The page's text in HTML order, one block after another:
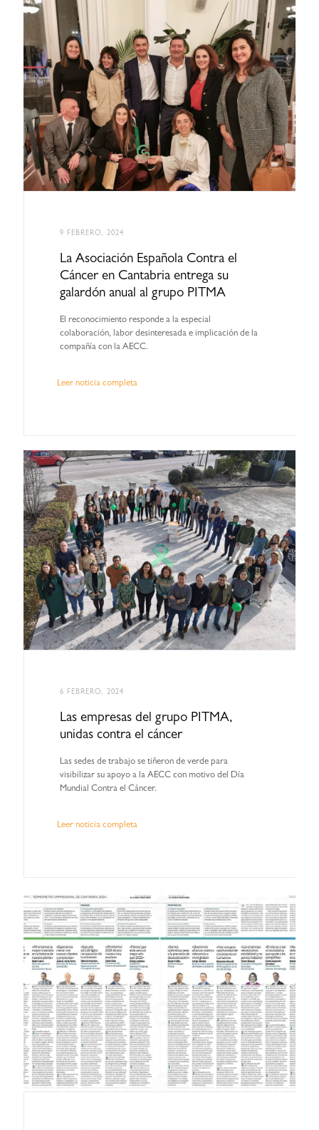
9 FEBRERO, 2024
La Asociación Española Contra el
Cáncer en Cantabria entrega su
galardón anual al grupo PITMA
El reconocimiento responde a la especial
colaboración, labor desinteresada e implicación de la
compañía con la AECC.
Leer noticia completa
6 FEBRERO, 2024
Las empresas del grupo PITMA,
unidas contra el cáncer
Las sedes de trabajo se tiñeron de verde para
visibilizar su apoyo a la AECC con motivo del Día
Mundial Contra el Cáncer.
Leer noticia completa